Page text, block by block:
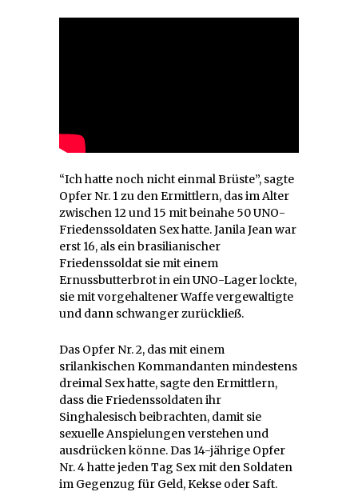
“Ich hatte noch nicht einmal Brüste”, sagte
Opfer Nr. 1 zu den Ermittlern, das im Alter
zwischen 12 und 15 mit beinahe 50 UNO-
Friedenssoldaten Sex hatte. Janila Jean war
erst 16, als ein brasilianischer
Friedenssoldat sie mit einem
Ernussbutterbrot in ein UNO-Lager lockte,
sie mit vorgehaltener Waffe vergewaltigte
und dann schwanger zurückließ.
Das Opfer Nr. 2, das mit einem
srilankischen Kommandanten mindestens
dreimal Sex hatte, sagte den Ermittlern,
dass die Friedenssoldaten ihr
Singhalesisch beibrachten, damit sie
sexuelle Anspielungen verstehen und
ausdrücken könne. Das 14-jährige Opfer
Nr. 4 hatte jeden Tag Sex mit den Soldaten
im Gegenzug für Geld, Kekse oder Saft.